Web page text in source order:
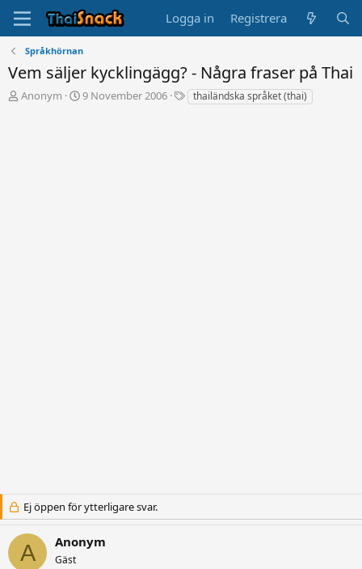
Logga in Registrera
Språkhörnan
Vem säljer kycklingägg? - Några fraser på Thai
T
Anonym
S
9 November 2006
T
a
thailändska språket (thai)
Ej öppen för ytterligare svar.
A Anonym
Gäst